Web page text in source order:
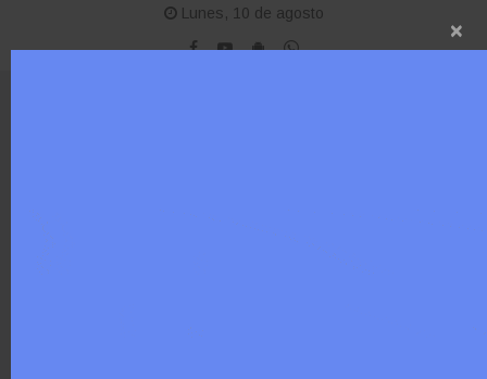
Lunes, 10 de agosto
×